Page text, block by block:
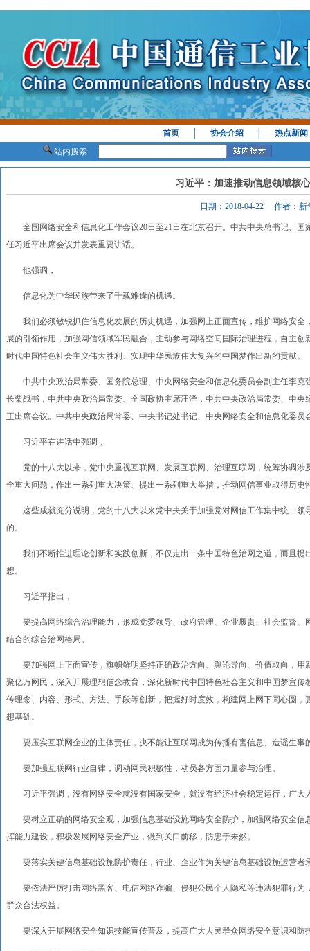
首页 │协会介绍 │热点新闻
站内搜索
习近平：加速推动信息领域核
日期：2018-04-22 作者：新
全国网络安全和信息化工作会议20日至21日在北京召开。中共中央总书记、国
任习近平出席会议并发表重要讲话。
他强调，
信息化为中华民族带来了千载难逢的机遇。
我们必须敏锐抓住信息化发展的历史机遇，加强网上正面宣传，维护网络安全
展的引领作用，加强网信领域军民融合，主动参与网络空间国际治理进程，自主
时代中国特色社会主义伟大胜利、实现中华民族伟大复兴的中国梦作出新的贡献。
中共中央政治局常委、国务院总理、中央网络安全和信息化委员会副主任李克
长栗战书，中共中央政治局常委、全国政协主席汪洋，中共中央政治局常委、中
正出席会议。中共中央政治局常委、中央书记处书记、中央网络安全和信息化委员
习近平在讲话中强调，
党的十八大以来，党中央重视互联网、发展互联网、治理互联网，统筹协调涉
全重大问题，作出一系列重大决策、提出一系列重大举措，推动网信事业取得历史
这些成就充分说明，党的十八大以来党中央关于加强党对网信工作集中统一领
的。
我们不断推进理论创新和实践创新，不仅走出一条中国特色治网之道，而且提
想。
习近平指出，
要提高网络综合治理能力，形成党委领导、政府管理、企业履责、社会监督、
结合的综合治网格局。
要加强网上正面宣传，旗帜鲜明坚持正确政治方向、舆论导向、价值取向，用
聚亿万网民，深入开展理想信念教育，深化新时代中国特色社会主义和中国梦宣
传理念、内容、形式、方法、手段等创新，把握好时度效，构建网上网下同心圆
想基础。
要压实互联网企业的主体责任，决不能让互联网成为传播有害信息、造谣生事
要加强互联网行业自律，调动网民积极性，动员各方面力量参与治理。
习近平强调，没有网络安全就没有国家安全，就没有经济社会稳定运行，广大
要树立正确的网络安全观，加强信息基础设施网络安全防护，加强网络安全信
挥能力建设，积极发展网络安全产业，做到关口前移，防患于未然。
要落实关键信息基础设施防护责任，行业、企业作为关键信息基础设施运营者
要依法严厉打击网络黑客、电信网络诈骗、侵犯公民个人隐私等违法犯罪行为
群众合法权益。
要深入开展网络安全知识技能宣传普及，提高广大人民群众网络安全意识和防